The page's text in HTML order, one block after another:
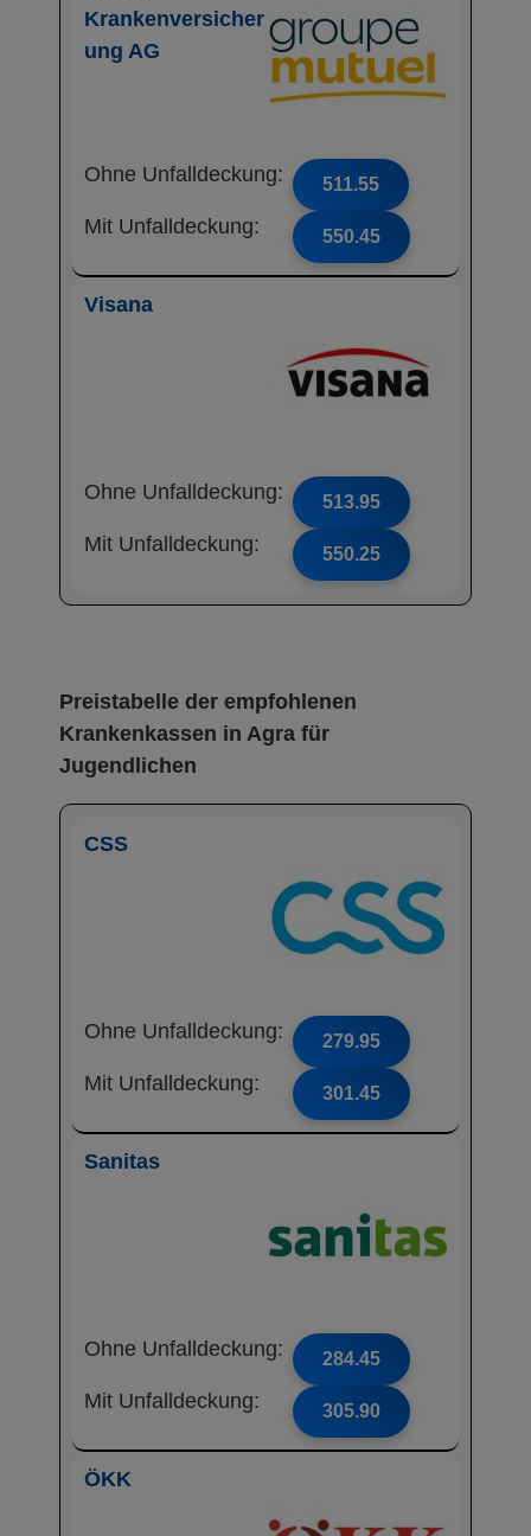
Krankenversicher
ung AG
Ohne Unfalldeckung: 511.55
Mit Unfalldeckung: 550.45
Visana
Ohne Unfalldeckung: 513.95
Mit Unfalldeckung: 550.25
Preistabelle der empfohlenen
Krankenkassen in Agra für
Jugendlichen
CSS
Ohne Unfalldeckung: 279.95
Mit Unfalldeckung: 301.45
Sanitas
Ohne Unfalldeckung: 284.45
Mit Unfalldeckung: 305.90
ÖKK